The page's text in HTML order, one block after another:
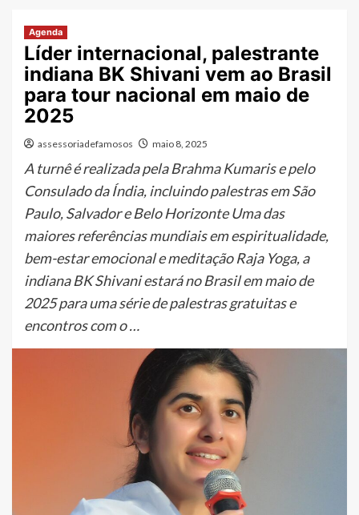
Agenda
Líder internacional, palestrante
indiana BK Shivani vem ao Brasil
para tour nacional em maio de
2025
assessoriadefamosos maio 8, 2025
A turnê é realizada pela Brahma Kumaris e pelo
Consulado da Índia, incluindo palestras em São
Paulo, Salvador e Belo Horizonte Uma das
maiores referências mundiais em espiritualidade,
bem-estar emocional e meditação Raja Yoga, a
indiana BK Shivani estará no Brasil em maio de
2025 para uma série de palestras gratuitas e
encontros com o …